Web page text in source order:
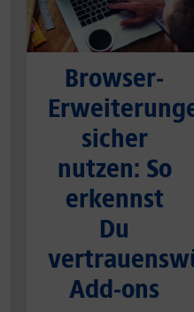
Browser-
sicher
nutzen: So
erkennst
Du
Add-ons